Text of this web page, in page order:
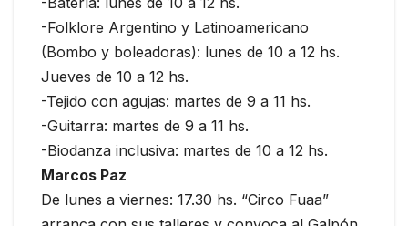
-Folklore Argentino y Latinoamericano
(Bombo y boleadoras): lunes de 10 a 12 hs.
Jueves de 10 a 12 hs.
-Tejido con agujas: martes de 9 a 11 hs.
-Guitarra: martes de 9 a 11 hs.
-Biodanza inclusiva: martes de 10 a 12 hs.
Marcos Paz
De lunes a viernes: 17.30 hs. “Circo Fuaa”